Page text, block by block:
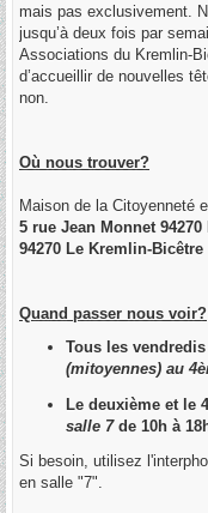
mais pas exclusivement.
jusqu’à deux fois par
Associations du Kremlin-
d’accueillir de nouvelles
non.
Où nous trouver?
Maison de la Citoyenneté
5 rue Jean Monnet
94270 Le Kremlin-Bicêtre
Quand passer nous voir?
Tous les
(mitoyennes) au
Le deuxième et le
salle 7de 10h à
Si besoin, utilisez
en salle "7".